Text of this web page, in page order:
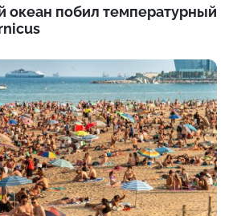
океан побил температурный